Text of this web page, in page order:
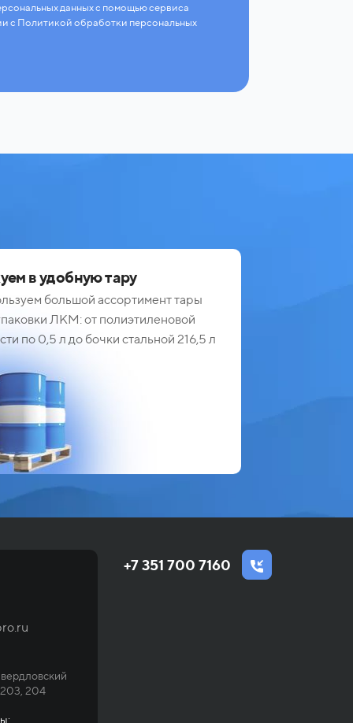
данных с помощью сервиса
с Политикой обработки персональных
в удобную тару
большой ассортимент тары
ЛКМ: от полиэтиленовой
по 0,5 л до бочки стальной 216,5 л
203, 204
+7 351 700 7160